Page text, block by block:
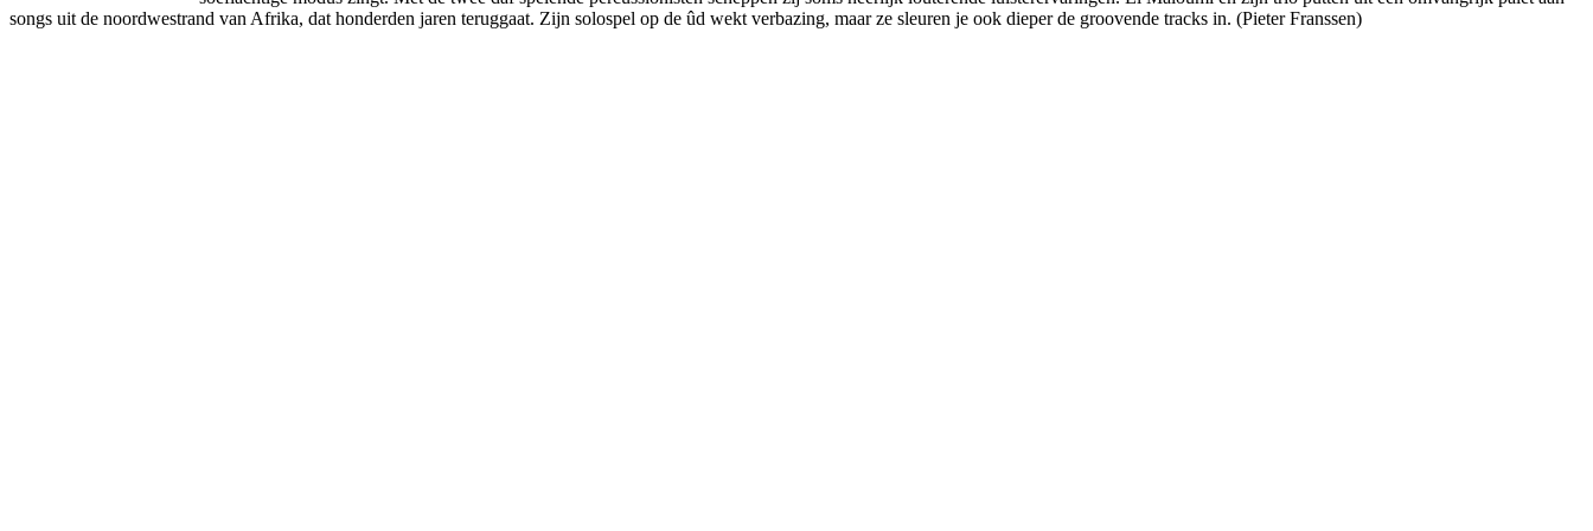
songs uit de noordwestrand van Afrika, dat honderden jaren teruggaat. Zijn solospel op de ûd wekt verbazing, maar ze sleuren je ook dieper de groovende tracks in. (Pieter Franssen)